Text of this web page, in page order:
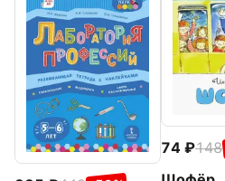
74 148